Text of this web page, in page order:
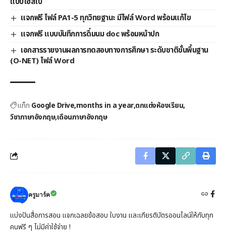
แจกฟรี ไฟล์ PA1-5 ทุกวิทยฐานะ มีไฟล์ Word พร้อมแก้ไข
แจกฟรี แบบบันทึกการดื่มนม doc พร้อมหน้าปก
เอกสารรายงานผลการทดสอบทางการศึกษา ระดับชาติขั้นพื้นฐาน
(O-NET) ไฟล์ Word
แท็ก Google Drive months in a year ตกแต่งห้องเรียน
วิชาภาษาอังกฤษ เดือนภาษาอังกฤษ
ครูมาร์ค
แบ่งปันสื่อการสอน แจกเฉลยข้อสอบ ใบงาน และเกียรติบัตรออนไลน์ให้กับทุก
คนฟรี ๆ ไม่มีค่าใช้จ่าย !